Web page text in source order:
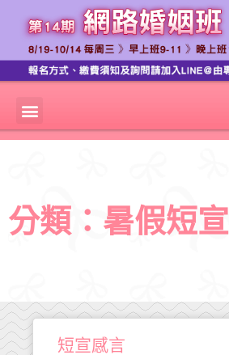
分類：暑假短宣
短宣感言